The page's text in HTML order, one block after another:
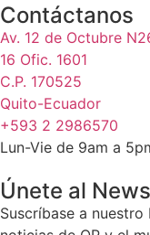
Contáctanos
Av. 12 de Octubre
16 Ofic. 1601
C.P. 170525
Quito-Ecuador
+593 2 2986570
Lun-Vie de 9am a
Únete al
Suscríbase a